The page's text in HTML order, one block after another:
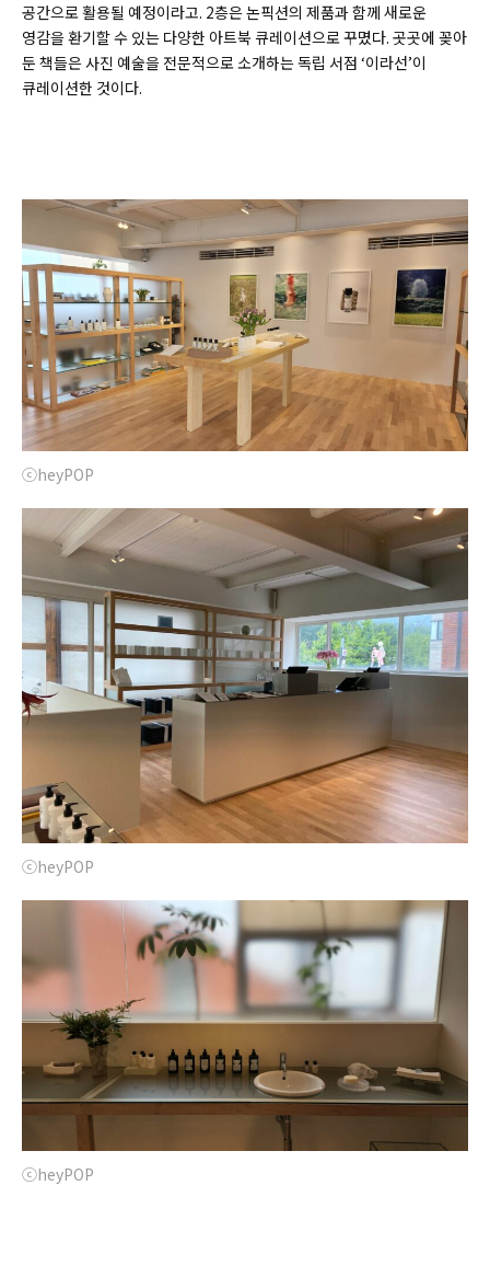
공간으로 활용될 예정이라고. 2층은 논픽션의 제품과 함께 새로운
영감을 환기할 수 있는 다양한 아트북 큐레이션으로 꾸몄다. 곳곳에 꽂아
둔 책들은 사진 예술을 전문적으로 소개하는 독립 서점 ‘이라선’이
큐레이션한 것이다.
ⓒheyPOP
ⓒheyPOP
ⓒheyPOP